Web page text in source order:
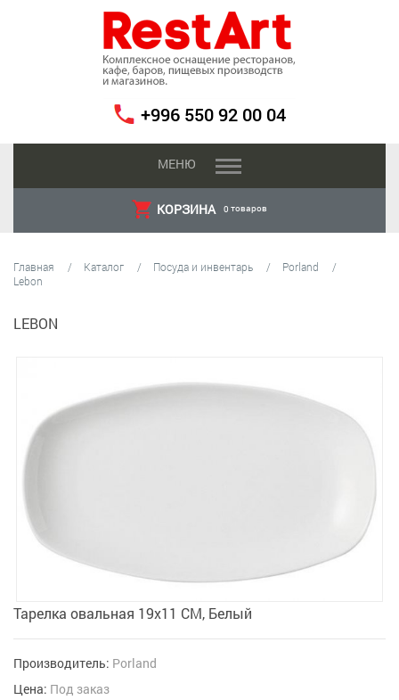
+996 550 92 00 04
МЕНЮ
КОРЗИНА 0 товаров
Главная Каталог Посуда и инвентарь
Porland
Lebon
LEBON
Тарелка овальная 19х11 CM, Белый
Производитель: Porland
Цена: Под заказ